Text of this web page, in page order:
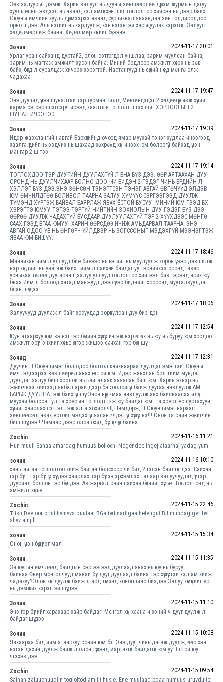
Зөв залуусыг дэмж. Харин залуус нь дууны зөвшөөрлөө дүрэм журмын дагуу
хууль ёсны эздээс нь аваад хэл амгүйхэн шиг тоглолтоо хийсэн нь дээр байх.
Оюуны өмчийн хууль дүрмээрээ яваад сурчихвал яваандаа зөв голдиролдоо
орно шдээ. Аль нэгийг нь харлуулж, хэн нэгэнтэй харьцуулах хэрэггүй. Залуус
хөдөлмөрлөж байна. Хөдөлмөр хүнийг бүтээнэ.
Зочин
2024-11-17 20:01
Урлаг уран сайханд дуртай2, олон сэтгэгдэл уншлаа, зарим муулсан байна,
зарим нь магтаж амжилт хүссэн байна. Миний бодлоор амжилт хүсэх нь зөв
байх, бүгд л суралцаж хичээх хэрэгтэй. Настангууд нь сүүлийн үед мөнгө олж
чадахаа
Зочин
2024-11-17 19:47
Энэ дуучид үнэн шуналтай тэр тусмаа. Болд Мөнгөнцэцэг 2 хөдөөгүүр явж хүний
карма сэгсэрч сэгсэрч ирээд хаалтын тоглолт ч гэх шиг ХОРВООГЫН 2
ШУНАЛ ИЧЭЭЧЭЭ
Зочин
2024-11-17 19:39
Идэр жавхлангийн авгай Бархүүгийнд очоод ямар муухай тэнэг худлаа инээгээд
хаалга үүдийг нь эвдчих нь шахаад хөхрөөд хүн инээх юм болоогүй байхад үнэн
мангар 2 ш тээ
Зочин
2024-11-17 19:14
ТОГЛОХДОО ТЭР ДУУГИЙН ДУУЛАХГҮЙ Л БНА БҮЗ ДЭЭ. ӨӨР АЯТААХАН ДУУ
ОРОНД НЬ ДУУЛЧИХААР БОЛНО ДОО. ЧИ БИДЭН 2 ГЭДЭГ ЧИНЬ ЕРДИЙН Л
ХЭЛЛЭГ БҮЗ ДЭЭ.ЭНЭ ЗӨНСӨН ТЭНЭГТСЭН ТЭНЭГ АВГАЙ ӨВГӨЧҮҮД ЭЛДЭВ
ЮМ ӨМЧИЛДГӨӨ БОЛИВОЛ ТААРНА ЗАЛУУ ХҮМҮҮС СЭРГЭЭГЭЭД ДУУЛЖ
ТҮМЭНД ХҮРГЭЖ БАЙВАЛ БАЯРЛАЖ ЯВАХ ЁСТОЙ БУСУУ. МИНИЙ ЮМ ГЭЭД БХ
ХЭРЭГТЭ ЮМУУ ТЭТЭЭ ТЭРГҮЙ НИЙТИЙН ЗОХИОЛЫН ДУУ ГЭДЭГ БҮЗ ДЭЭ.
ӨӨРӨӨ ДУУЛЖ ЧАДАХГҮЙ БУСДААР ДУУЛУУЛАХГҮЙ ТЭР 2 ХҮҮХДЭЭС МӨНГӨ
СААХ ГЭЭД БГАА ЮМУУ. ХАРИН ӨӨРСДӨӨ ИЧИЖ АМЬДАРВАЛ ТААРНА. ЭНЭ
АВГАЙ ОДОО ҮЕ НЬ ӨНГӨРЧ ҮЙЛДВЭР НЬ ЗОГССОНЫГ МЭДЭХГҮЙ МЭЭНЭГТЭЖ
ЯВАА ЮМ БИШҮҮ.
Зочин
2024-11-17 18:46
Манайхан ийм л улсууд бие биеээр нь нэгийг нь муулуулж хорон үгээр давшилж
нэр хүндийг нь унагаж байх тийм л сайхан байдаг уу тэрнийхээ оронд газар
усныхаа төлөө дуугараач ,залуу улсууд тоглолтоо хийгээл биз тэрэнд ярих юу
бнаа.Ийм л болоод хятад манжууд дээр үеэс биднийг хооронд мууталзуулдаг
бсан шүү дээ
Зочин
2024-11-17 18:06
Залуучууд дуулаж л байг хосуудад зориулсан дуу биз дэн
Зочин
2024-11-17 12:54
Юун атаархуу юм вэ нэг гэр бүлийн хүмүүс ингэж нэр өгөх нь юу нь буруу юм хосдоо
амжилт эрүүл энхийг хүсьe үлгэр жишээ сайхан гэр бүл шүү
Зочид
2024-11-17 12:31
Дуучин Н.Оюунчимэг бол одоо болтол сайхнаараа дуулдаг эмэгтэй. Оюуны
өмч гэдгээрээ зөвшөөрөл авах ёстой юм. Идэр жавхлан бол тийм мундаг
дуулдаг залуу биш хоолой нь Байгалаас заяасан биш юм. Харин эхнэр нь
жүжигчнээ хийгээд явбал арай дээр ба хоолойгүй байж дуугаа янзлуулж АМ
БАРЬЖ ДУУЛНА гэж байхгүй шүү. Онон нүүр амаа янзлуулж анх байснаасаа илүү
муухай болсон тул та хоёрын тоглолт гэж юу байдаг юм. Та хоёрт ёс суртахуун,
хүнийг хайрлах сэтгэл гэж алга зохиолчЦ.Нямдорж, Н.Оюунчимэг нараас
зөвшөөрөл авах ёстойг мэдэхгүй яасан ичдэггүй хүмүүс вэ!!! Онон та сайн жүжигчин
биш шүү дээ!! Чамаас дээр олон охид бүсгүйчүүд байна.
Zochin
2024-11-16 11:21
Hun muulj Sanaa amardag humuus bolioch. Negendee ingej ataarhaj yadag yum.
зочин
2024-11-16 10:10
ханьтайгаа тоглолтоо хийж байгаа болохоор чи бид 2 гэсэн байлгүй дээ. Сайхан
гэр бүл.. Гэр бүл үр хүүхдээ хайрлах, гэр бүлээ эрхэмлэх талаар залуучуудад үлгэр
дууриал болсон гэр бүл дээ. Аз жаргал, сайн сайхан бүхнийг хүсье. Тоглолтонд нь
амжилт хүсье
Zochin
2024-11-15 22:46
Tiish Dee oor ornii hvmvvs duulaal BGa ted nariigaa helehgui BJ mundag ger bvl
shvv amjilt
зочин
2024-11-15 15:34
Онон үнэн бүдүүлэг мал
Зочин
2024-11-15 11:35
За юугын өмчлөөд байдгын сэргээгээд дуулаад явах нь юу нь буруу
байнаа.Өвөр монголчууд манай бүх дууг дуулаад байна.Тэр хүмүүстэй хэл ам хийж
чадахуу?Олон хүн дуулж байж л ард түмэнд хоногшино биздээ.Залуу хүмүүсийг ер
нь дэмжих хэрэгтэй шүү дээ.
Зочин
2024-11-15 11:10
Энэ гэр бүлийг харахаар хайр байдаг. Монгол хүн хаана ч хэний ч дууг дуулж л
байдаг шүү дээ.
Зочин
2024-11-15 10:08
Яахаараа бид ийм атаархуу сонин юм бэ. Энэ дууг чинь дагаж дуулж, өөр хэн
нэгэн дахин дуулж байж л олон түмэнд мартахгүй байдаггүй юм уу. Ёстой юу
чгэхэв дээ
Zochin
2024-11-15 09:54
Saihan zaluuchuudiin togloltod amjilt husie. Ene muulaad bgaa humuus uruvdultei